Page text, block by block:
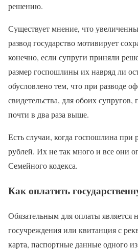
решению.
Существует мнение, что
развод государство мотивирует
конечно, если супруги приняли
размер госпошлины их навряд ли
обусловлено тем, что при разводе
свидетельства, для обоих
почти в два раза выше.
Есть случаи, когда госпошлина при
рублей. Их не так много и все они
Семейного кодекса.
Как оплатить
Обязательным для оплаты является
госучреждения или квитанция с
карта, паспортные данные одного